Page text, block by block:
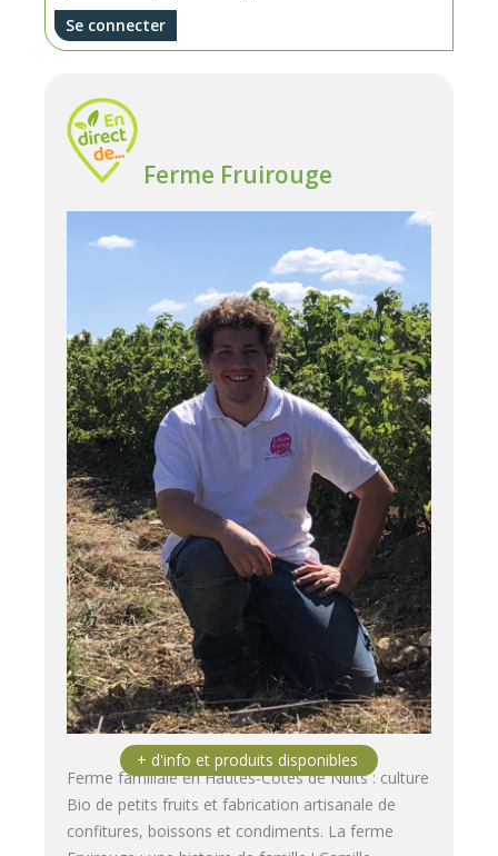
Se connecter
Ferme Fruirouge
Ferme familiale en Hautes-Côtes de Nuits : culture
Bio de petits fruits et fabrication artisanale de
confitures, boissons et condiments. La ferme